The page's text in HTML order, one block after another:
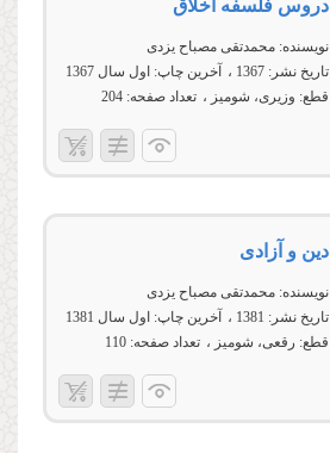
دروس فلسفه اخلاق
نویسنده: محمدتقی مصباح یزدی
تاریخ نشر: 1367 آخرین چاپ: اول سال 1367
قطع: وزیری، شومیز تعداد صفحه: 204
دین و آزادى
نویسنده: محمدتقی مصباح یزدی
تاریخ نشر: 1381 آخرین چاپ: اول سال 1381
قطع: رقعی، شومیز تعداد صفحه: 110